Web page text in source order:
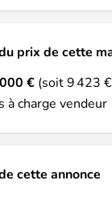
: Prix de
: Anne-Marie
-
immatriculé au
le numéro
prix de cette
€ (soit 9 423
à charge vendeur
cette annonce